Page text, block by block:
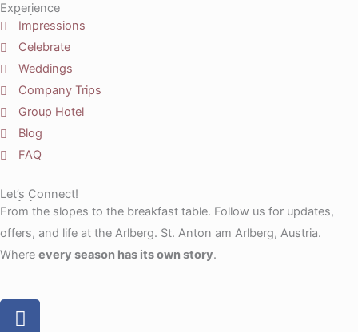
Experience
Impressions
Celebrate
Weddings
Company Trips
Group Hotel
Blog
FAQ
Let’s Connect!
From the slopes to the breakfast table. Follow us for updates,
offers, and life at the Arlberg. St. Anton am Arlberg, Austria.
Where every season has its own story.
F